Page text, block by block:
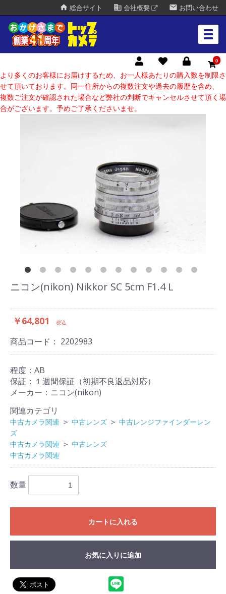
home 総合サイト business 会社概要 mail お問い合わせ
0
より多くのお客様にお届けするため、お一人様あたりの購入数を制限さ
せて頂いております。同一住所からの複数注文や過去の履歴を含め、
複数ご注文が確認された場合など弊社の判断でキャンセルさせて頂く場
合がございます。予めご了承くださいませ。
ニコン(nikon) Nikkor SC 5cm F1.4 L
￥64,801 税込
商品コード： 2202983
程度：AB
保証：１週間保証（初期不良返品対応）
メーカー：ニコン(nikon)
関連カテゴリ
中古カメラ関連 ＞ 中古レンズ ＞ 中古レンジファインダーレン
ズ
中古カメラ関連 ＞ 中古レンズ
中古カメラ関連
数量
カートに入れる
お気に入りに追加